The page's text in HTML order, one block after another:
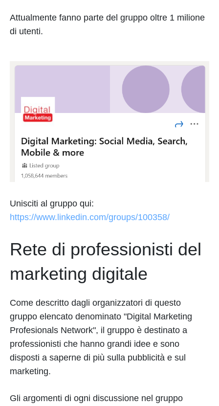
Attualmente fanno parte del gruppo oltre 1 milione
di utenti.
Unisciti al gruppo qui:
https://www.linkedin.com/groups/100358/
Rete di professionisti del
marketing digitale
Come descritto dagli organizzatori di questo
gruppo elencato denominato "Digital Marketing
Profesionals Network", il gruppo è destinato a
professionisti che hanno grandi idee e sono
disposti a saperne di più sulla pubblicità e sul
marketing.
Gli argomenti di ogni discussione nel gruppo